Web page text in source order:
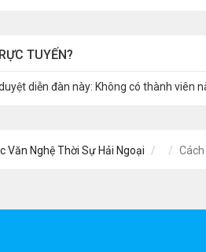
TUYẾN?
diễn đàn này: Không có thành viên
Văn Nghệ Thời Sự Hải Ngoại